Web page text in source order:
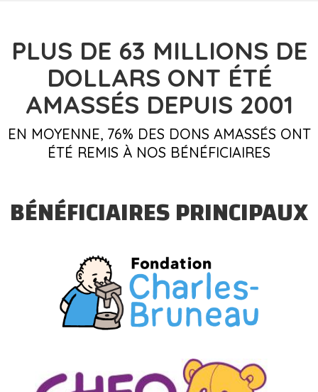
PLUS DE 63 MILLIONS DE
DOLLARS ONT ÉTÉ
AMASSÉS DEPUIS 2001
EN MOYENNE, 76% DES DONS AMASSÉS ONT
ÉTÉ REMIS À NOS BÉNÉFICIAIRES
BÉNÉFICIAIRES PRINCIPAUX